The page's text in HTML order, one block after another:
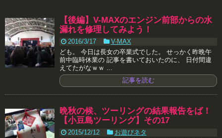
【後編】V-MAXのエンジン前部からの水
漏れを修理してみよう！
2016/3/17
V-MAX
ども。 今日は長女の卒業式でした。 せっかく昨晩午
前中臨時休業の 記事を書いておいたのに、 日付間違
えてたがなｗｗ ...
記事を読む
晩秋の候、ツーリングの結果報告をば！
【小豆島ツーリング】その17
2015/12/12
お遊びネタ